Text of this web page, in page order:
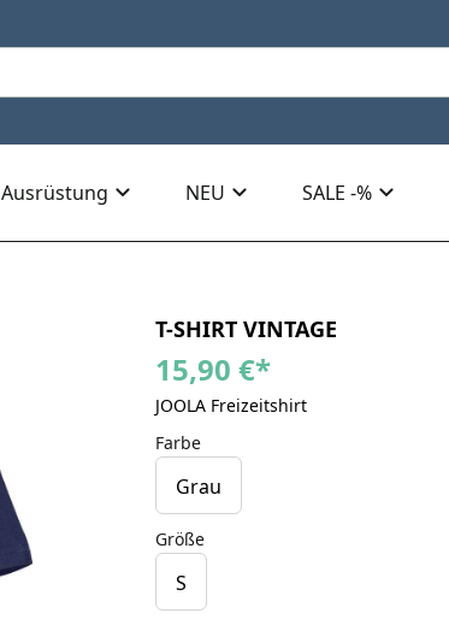
Ausrüstung NEU SALE -%
T-SHIRT VINTAGE
15,90 €*
JOOLA Freizeitshirt
Farbe
Grau
Größe
S